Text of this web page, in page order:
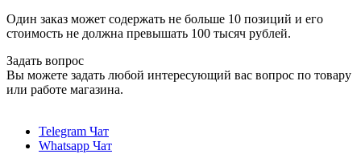
Один заказ может содержать не больше 10 позиций и его
стоимость не должна превышать 100 тысяч рублей.
Задать вопрос
Вы можете задать любой интересующий вас вопрос по товару
или работе магазина.
Telegram Чат
Whatsapp Чат